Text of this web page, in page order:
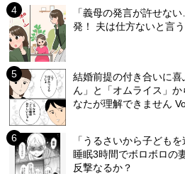
「義母の発言が許せな
発！ 夫は仕方ないと言
結婚前提の付き合いに
ん」と「オムライス」
なたが理解できません
「うるさいから子ども
睡眠3時間でボロボロの
反撃なるか？